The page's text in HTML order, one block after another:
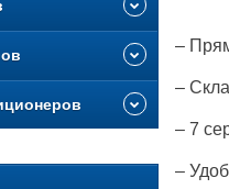
–
–
– 7
–